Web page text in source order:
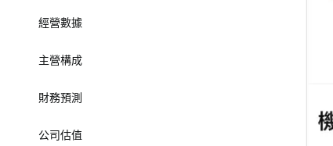
經營數據
主營構成
財務預測
公司估值